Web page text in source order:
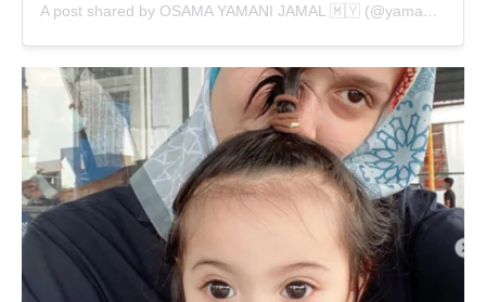
A post shared by OSAMA YAMANI JAMAL 🇲🇾 (@yamaniabdillah)